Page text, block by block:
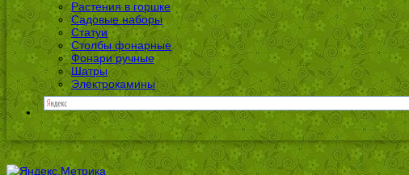
Растения в горшке
Садовые наборы
Статуи
Столбы фонарные
Фонари ручные
Шатры
Электрокамины